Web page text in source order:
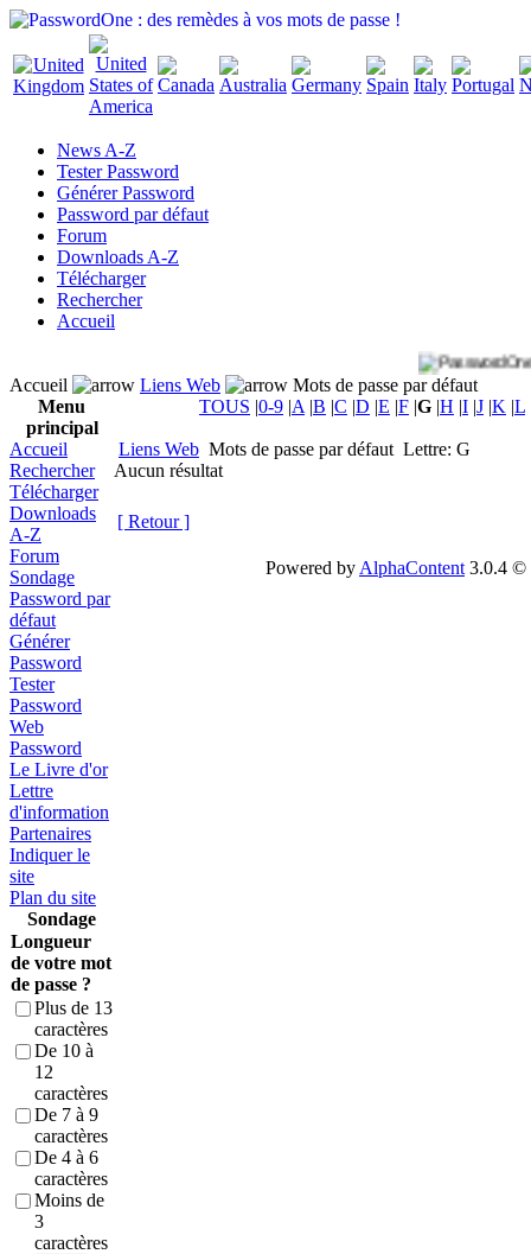
News A-Z
Tester Password
Générer Password
Password par défaut
Forum
Downloads A-Z
Télécharger
Rechercher
Accueil
Accueil Liens Web
Mots de passe par défaut
Menu
principal
Accueil
Rechercher
Télécharger
Downloads
A-Z
Forum
Sondage
Password par
défaut
Générer
Password
Tester
Password
Web
Password
Le Livre d'or
Lettre
d'information
Partenaires
Indiquer le
site
Plan du site
Sondage
Longueur
de votre mot
de passe ?
Plus de 13
caractères
De 10 à
12
caractères
De 7 à 9
caractères
De 4 à 6
caractères
Moins de
3
caractères
TOUS |0-9 |A |B |C |D |E |F |G |H |I |J |K |L
Liens Web Mots de passe par défaut Lettre: G
Aucun résultat
[ Retour ]
Powered by AlphaContent 3.0.4 ©